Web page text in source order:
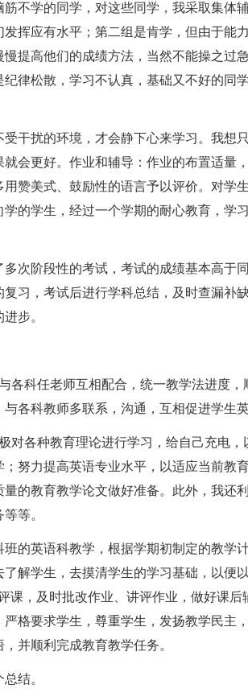
学的同学，对这些同学，我采取集体
挥应有水平；第二组是肯学，但由于能
提高他们的成绩方法，当然不能操之过
律松散，学习不认真，基础又不好的同
扰的环境，才会静下心来学习。我想
会更好。作业和辅导：作业的布置适量
赞美式、鼓励性的语言予以评价。对学
的学生，经过一个学期的耐心教育，学
阶段性的考试，考试的成绩基本高于
习，考试后进行学科总结，及时查漏补
步。
科任老师互相配合，统一教学法进度，
各科教师多联系，沟通，互相促进学生
各种教育理论进行学习，给自己充电，
努力提高英语专业水平，以适应当前教
的教育教学论文做好准备。此外，我还
等。
英语科教学，根据学期初制定的教学
解学生，去摸清学生的学习基础，以便
课，及时批改作业、讲评作业，做好课后
格要求学生，尊重学生，发扬教学民主
并顺利完成教育教学任务。
结。